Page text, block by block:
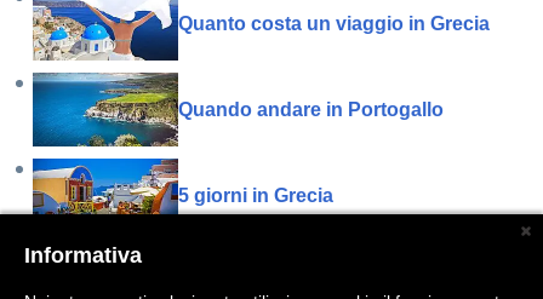
Quanto costa un viaggio in Grecia
Quando andare in Portogallo
5 giorni in Grecia
Informativa